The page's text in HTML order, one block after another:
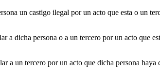
un castigo ilegal por un acto que esta o un
a dicha persona o a un tercero por un acto que
a un tercero por un acto que dicha persona haya